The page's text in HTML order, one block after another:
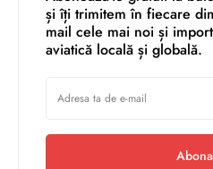
și îți trimitem în fiecare
mail cele mai noi și
aviatică locală și globală.